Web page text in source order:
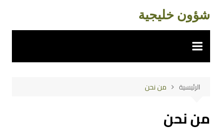
المحتوى
شؤون خليجية
الرئيسية من نحن
من نحن